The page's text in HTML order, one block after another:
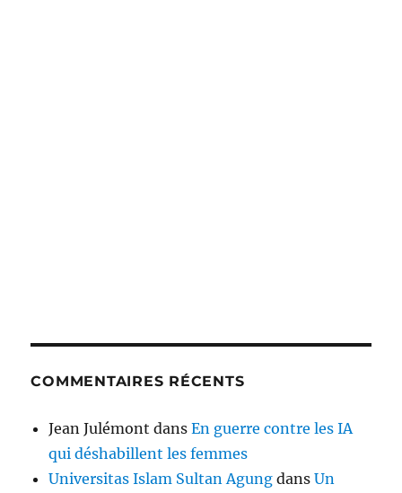
COMMENTAIRES RÉCENTS
Jean Julémont dansEn guerre contre les IA
qui déshabillent les femmes
Universitas Islam Sultan Agung dansUn